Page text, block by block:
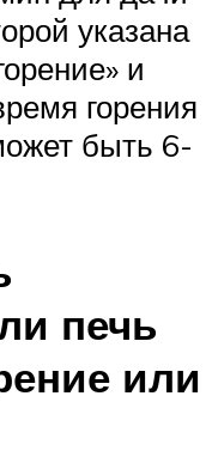
указана
и
горения
быть 6-
печь
или